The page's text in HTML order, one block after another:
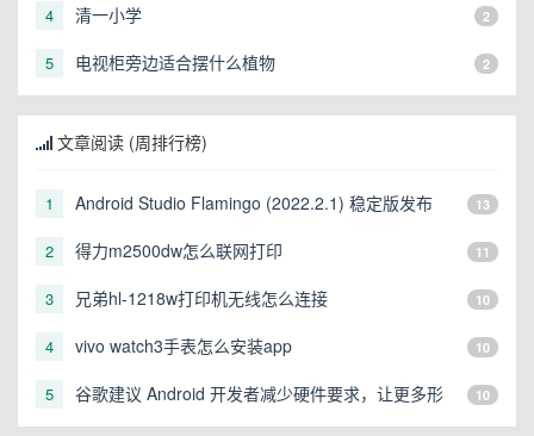
4 清一小学 2
5 电视柜旁边适合摆什么植物 2
文章阅读 (周排行榜)
1 Android Studio Flamingo (2022.2.1) 稳定版发布 13
2 得力m2500dw怎么联网打印 11
3 兄弟hl-1218w打印机无线怎么连接 10
4 vivo watch3手表怎么安装app 10
5
谷歌建议 Android 开发者减少硬件要求，让更多形
态的设备可以运行
10